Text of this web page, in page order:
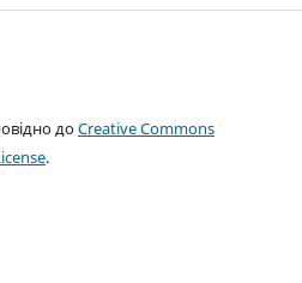
доCreative Commons
.